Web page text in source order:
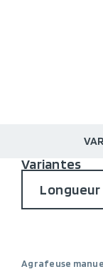
Variantes
Longueur
Agrafeuse